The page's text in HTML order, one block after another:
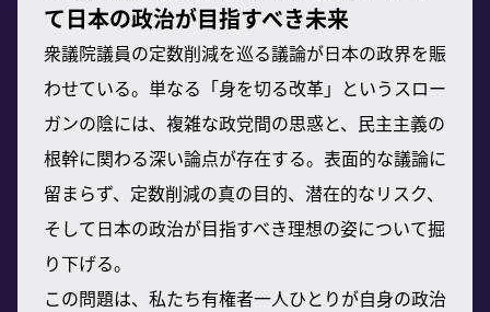
て日本の政治が目指すべき未来
衆議院議員の定数削減を巡る議論が日本の政界を賑
わせている。単なる「身を切る改革」というスロー
ガンの陰には、複雑な政党間の思惑と、民主主義の
根幹に関わる深い論点が存在する。表面的な議論に
留まらず、定数削減の真の目的、潜在的なリスク、
そして日本の政治が目指すべき理想の姿について掘
り下げる。
この問題は、私たち有権者一人ひとりが自身の政治